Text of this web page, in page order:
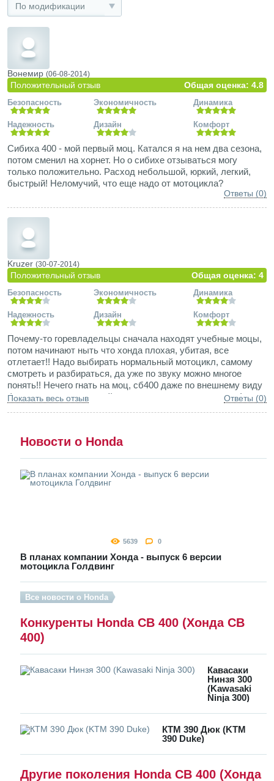
По модификации
Вонемир (06-08-2014)
Положительный отзыв Общая оценка: 4.8
Безопасность Экономичность Динамика
Надежность Дизайн Комфорт
Сибиха 400 - мой первый моц. Катался я на нем два сезона,
потом сменил на хорнет. Но о сибихе отзываться могу
только положительно. Расход небольшой, юркий, легкий,
быстрый! Неломучий, что еще надо от мотоцикла?
Ответы (0)
Kruzer (30-07-2014)
Положительный отзыв Общая оценка: 4
Безопасность Экономичность Динамика
Надежность Дизайн Комфорт
Почему-то горевладельцы сначала находят учебные моцы,
потом начинают ныть что хонда плохая, убитая, все
отлетает!! Надо выбирать нормальный мотоцикл, самому
смотреть и разбираться, да уже по звуку можно многое
понять!! Нечего гнать на моц, сб400 даже по внешнему виду
фору даст многим, читайте лучше отзывы владельцев!
Показать весь отзыв Ответы (0)
Новости о Honda
5639 0
В планах компании Хонда - выпуск 6 версии
мотоцикла Голдвинг
Все новости о Honda
Конкуренты Honda CB 400 (Хонда СВ
400)
Кавасаки
Нинзя 300
(Kawasaki
Ninja 300)
КТМ 390 Дюк (KTM
390 Duke)
Другие поколения Honda CB 400 (Хонда